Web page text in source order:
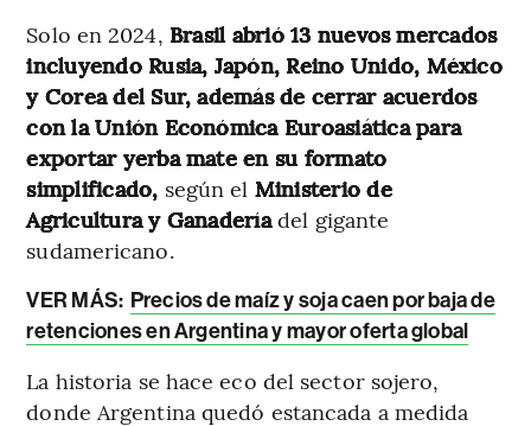
Solo en 2024, Brasil abrió 13 nuevos mercados
incluyendo Rusia, Japón, Reino Unido, México
y Corea del Sur, además de cerrar acuerdos
con la Unión Económica Euroasiática para
exportar yerba mate en su formato
simplificado, según el Ministerio de
Agricultura y Ganaderíadel gigante
sudamericano.
VER MÁS: Precios de maíz y soja caen por baja de
retenciones en Argentina y mayor oferta global
La historia se hace eco del sector sojero,
donde Argentina quedó estancada a medida